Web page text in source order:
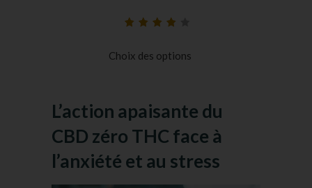
Choix des options
L’action apaisante du
CBD zéro THC face à
l’anxiété et au stress